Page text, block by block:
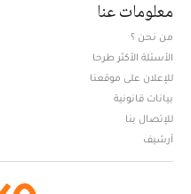
معلومات عنا
من نحن ؟
الأسئلة الأكثر طرحا
للإعلان على موقعنا
بيانات قانونية
للإتصال بنا
أرشيف